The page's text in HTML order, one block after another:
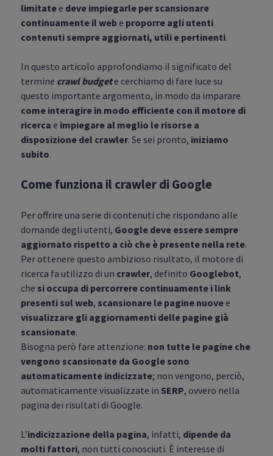
limitatee deve impiegarle per scansionare
continuamente il webe proporre agli utenti
contenuti sempre aggiornati, utili e pertinenti.
In questo articolo approfondiamo il significato del
termine crawl budgete cerchiamo di fare luce su
questo importante argomento, in modo da imparare
come interagire in modo efficiente con il motore di
ricerca e impiegare al meglio le risorse a
disposizione del crawler. Se sei pronto, iniziamo
subito.
Come funziona il crawler di Google
Per offrire una serie di contenuti che rispondano alle
domande degli utenti, Google deve essere sempre
aggiornato rispetto a ciò che è presente nella rete.
Per ottenere questo ambizioso risultato, il motore di
ricerca fa utilizzo di un crawler, definito Googlebot,
che si occupa di percorrere continuamente i link
presenti sul web, scansionare le pagine nuovee
visualizzare gli aggiornamenti delle pagine già
scansionate.
Bisogna però fare attenzione: non tutte le pagine che
vengono scansionate da Google sono
automaticamente indicizzate; non vengono, perciò,
automaticamente visualizzate in SERP, ovvero nella
pagina dei risultati di Google.
L’indicizzazione della pagina, infatti, dipende da
molti fattori, non tutti conosciuti. È interesse di